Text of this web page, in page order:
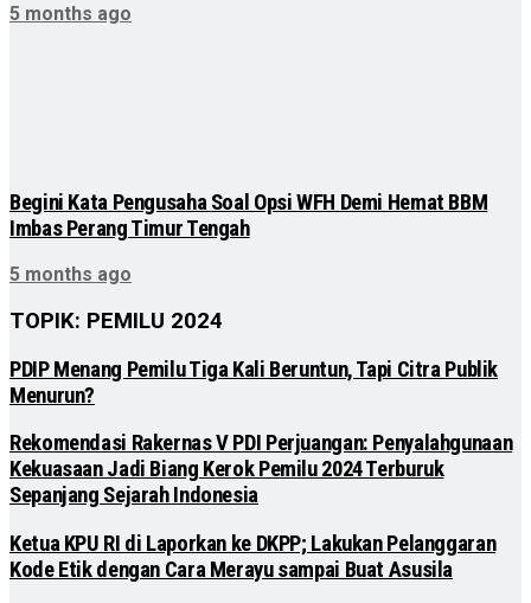
5 months ago
Begini Kata Pengusaha Soal Opsi WFH Demi Hemat BBM
Imbas Perang Timur Tengah
5 months ago
TOPIK: PEMILU 2024
PDIP Menang Pemilu Tiga Kali Beruntun, Tapi Citra Publik
Menurun?
Rekomendasi Rakernas V PDI Perjuangan: Penyalahgunaan
Kekuasaan Jadi Biang Kerok Pemilu 2024 Terburuk
Sepanjang Sejarah Indonesia
Ketua KPU RI di Laporkan ke DKPP; Lakukan Pelanggaran
Kode Etik dengan Cara Merayu sampai Buat Asusila